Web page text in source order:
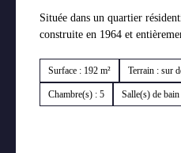
Située dans un quartier
construite en 1964 et
Surface : 192 m² Terrain : sur
Chambre(s) : 5 Salle(s) de